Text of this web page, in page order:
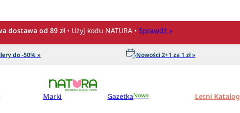
dostawa od 89 zł • Użyj kodu NATURA • Sprawdź »
do -50% » Nowości 2+1 za 1 zł »
Marki GazetkaNowa Letni Katalog